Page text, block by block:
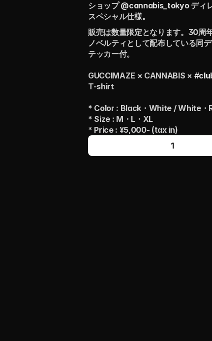
ショップ @cannabis_tokyo ディ
スペシャル仕様。
販売は数量限定となります。30周
ノベルティとして配布している同
テッカー付。
GUCCIMAZE × CANNABIS ×
T-shirt
* Color : Black・White / White・
* Size : M・L・XL
* Price : ¥5,000- (tax in)
1